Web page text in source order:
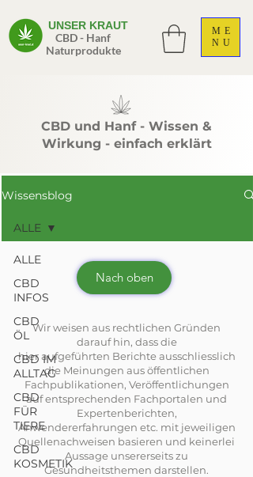
UNSER KRAUT
CBD - Hanf
Naturprodukte
ME
NU
CBD und Hanf - Wissen &
Wirkung - einfach erklärt
Wissensblog
ALLE
CBD
INFOS
CBD
ÖL
CBD IM
ALLTAG
CBD
FÜR
TIERE
CBD
KOSMETIK
ALLE
Nach oben
Wir weisen aus rechtlichen Gründen
darauf hin, dass die
hier aufgeführten Berichte ausschliesslich
die Meinungen aus öffentlichen
Fachpublikationen, Veröffentlichungen
auf entsprechenden Fachportalen und
Expertenberichten,
Anwendererfahrungen etc. mit jeweiligen
Quellenachweisen basieren und keinerlei
Aussage unsererseits zu
Gesundheitsthemen darstellen.